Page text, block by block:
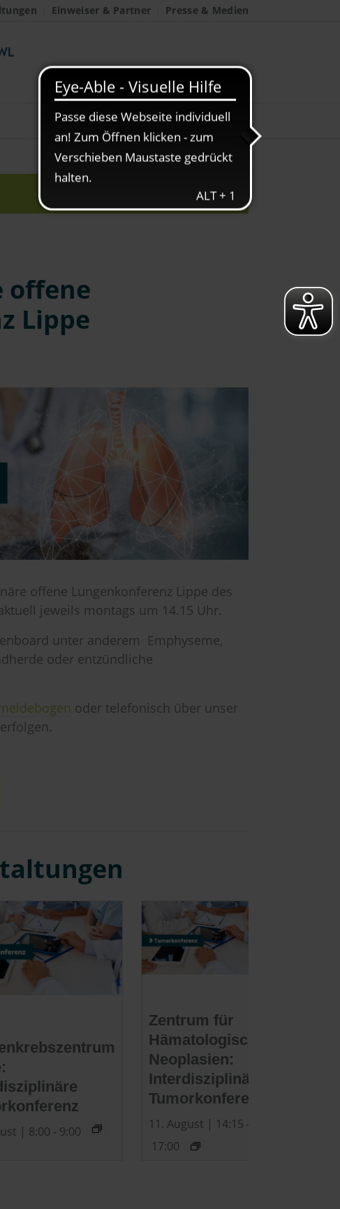
Einweiser & Partner Presse & Medien
offene
Lippe
offene Lungenkonferenz Lippe des
jeweils montags um 14.15 Uhr.
unter anderem Emphyseme,
oder entzündliche
oder telefonisch über unser
| 8:00 - 9:00
Zentrum für
Hämatologische
Neoplasien:
Interdisziplinäre
Tumorkonferenz
11. August | 14:15 -
17:00